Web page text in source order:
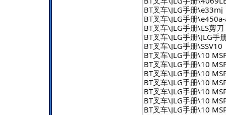
BT叉车\JLG手册\e33mj
BT叉车\JLG手册
BT叉车\JLG手册\ES剪刀
BT叉车\JLG手册\JLG手
BT叉车\JLG手册\SSV10
BT叉车\JLG手册\10
BT叉车\JLG手册\10
BT叉车\JLG手册\10
BT叉车\JLG手册\10
BT叉车\JLG手册\10
BT叉车\JLG手册\10
BT叉车\JLG手册\10